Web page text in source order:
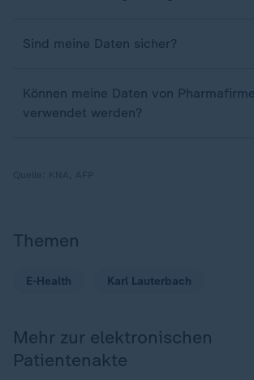
Sind meine Daten sicher?
Können meine Daten von
verwendet werden?
Themen
E-Health Karl Lauterbach
Mehr zur elektronischen
Patientenakte